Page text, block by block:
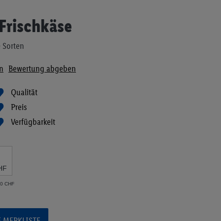
Bewertung abgeben
Qualität
Preis
Verfügbarkeit
CHF